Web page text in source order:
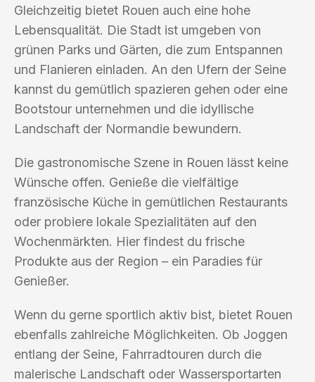
Gleichzeitig bietet Rouen auch eine hohe
Lebensqualität. Die Stadt ist umgeben von
grünen Parks und Gärten, die zum Entspannen
und Flanieren einladen. An den Ufern der Seine
kannst du gemütlich spazieren gehen oder eine
Bootstour unternehmen und die idyllische
Landschaft der Normandie bewundern.
Die gastronomische Szene in Rouen lässt keine
Wünsche offen. Genieße die vielfältige
französische Küche in gemütlichen Restaurants
oder probiere lokale Spezialitäten auf den
Wochenmärkten. Hier findest du frische
Produkte aus der Region – ein Paradies für
Genießer.
Wenn du gerne sportlich aktiv bist, bietet Rouen
ebenfalls zahlreiche Möglichkeiten. Ob Joggen
entlang der Seine, Fahrradtouren durch die
malerische Landschaft oder Wassersportarten